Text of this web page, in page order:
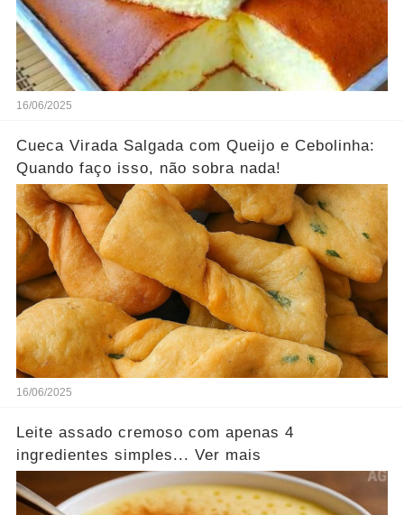
16/06/2025
Cueca Virada Salgada com Queijo e Cebolinha:
Quando faço isso, não sobra nada!
16/06/2025
Leite assado cremoso com apenas 4
ingredientes simples... Ver mais